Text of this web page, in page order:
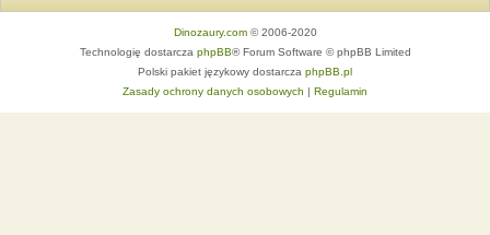
Dinozaury.com© 2006-2020
Technologię dostarcza phpBB® Forum Software © phpBB Limited
Polski pakiet językowy dostarcza phpBB.pl
Zasady ochrony danych osobowych | Regulamin